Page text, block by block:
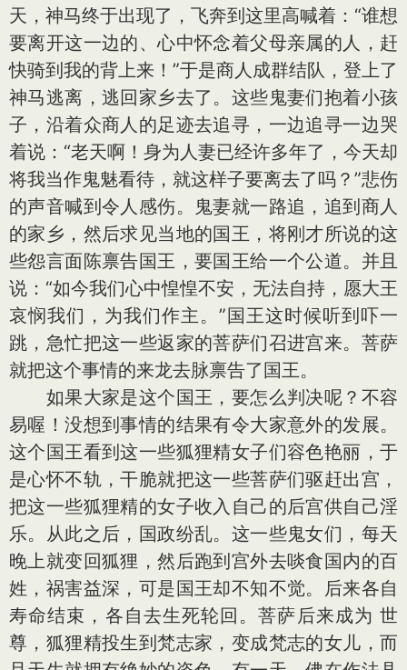
天，神马终于出现了，飞奔到这里高喊着：“谁想
要离开这一边的、心中怀念着父母亲属的人，赶
快骑到我的背上来！”于是商人成群结队，登上了
神马逃离，逃回家乡去了。这些鬼妻们抱着小孩
子，沿着众商人的足迹去追寻，一边追寻一边哭
着说：“老天啊！身为人妻已经许多年了，今天却
将我当作鬼魅看待，就这样子要离去了吗？”悲伤
的声音喊到令人感伤。鬼妻就一路追，追到商人
的家乡，然后求见当地的国王，将刚才所说的这
些怨言面陈禀告国王，要国王给一个公道。并且
说：“如今我们心中惶惶不安，无法自持，愿大王
哀悯我们，为我们作主。”国王这时候听到吓一
跳，急忙把这一些返家的菩萨们召进宫来。菩萨
就把这个事情的来龙去脉禀告了国王。
如果大家是这个国王，要怎么判决呢？不容
易喔！没想到事情的结果有令大家意外的发展。
这个国王看到这一些狐狸精女子们容色艳丽，于
是心怀不轨，干脆就把这一些菩萨们驱赶出宫，
把这一些狐狸精的女子收入自己的后宫供自己淫
乐。从此之后，国政纷乱。这一些鬼女们，每天
晚上就变回狐狸，然后跑到宫外去啖食国内的百
姓，祸害益深，可是国王却不知不觉。后来各自
寿命结束，各自去生死轮回。菩萨后来成为 世
尊，狐狸精投生到梵志家，变成梵志的女儿，而